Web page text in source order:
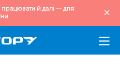
й далі — для